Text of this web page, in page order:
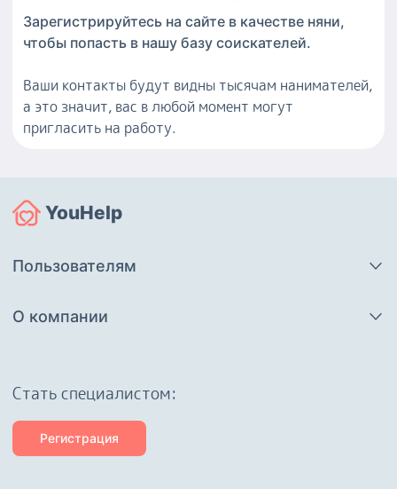
Зарегистрируйтесь на сайте в качестве няни,
чтобы попасть в нашу базу соискателей.
Ваши контакты будут видны тысячам нанимателей,
а это значит, вас в любой момент могут
пригласить на работу.
YouHelp
Пользователям
О компании
Cтать специалистом:
Регистрация